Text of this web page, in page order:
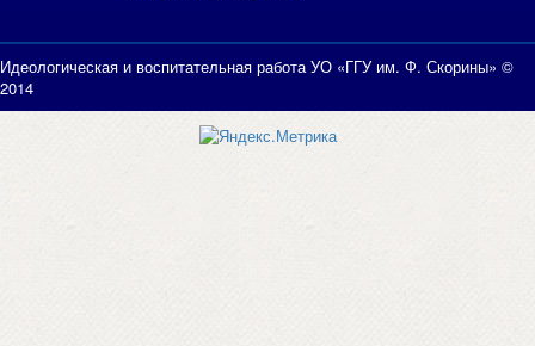
Идеологическая и воспитательная работа УО «ГГУ им. Ф. Скорины» ©
2014